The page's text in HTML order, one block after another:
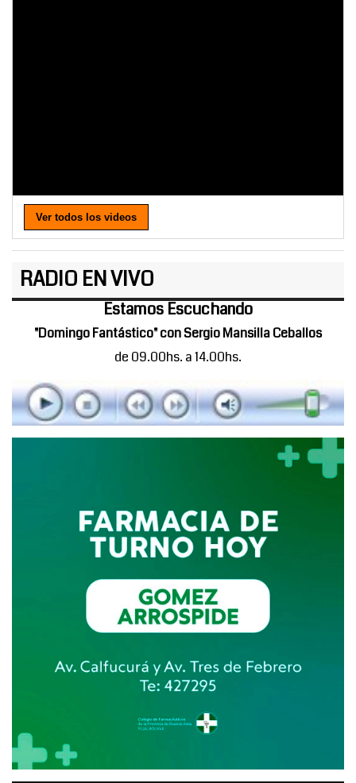
Ver todos los videos
RADIO EN VIVO
Estamos Escuchando
"Domingo Fantástico" con Sergio Mansilla Ceballos
de 09.00hs. a 14.00hs.